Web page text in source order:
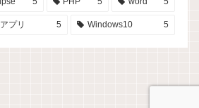
アプリ 5 Windows10 5